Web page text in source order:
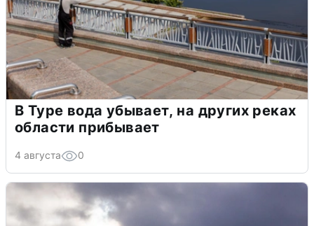
В Туре вода убывает, на других реках
области прибывает
4 августа 0